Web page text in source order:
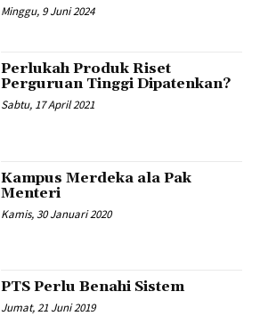
Minggu, 9 Juni 2024
Perlukah Produk Riset
Perguruan Tinggi Dipatenkan?
Sabtu, 17 April 2021
Kampus Merdeka ala Pak
Menteri
Kamis, 30 Januari 2020
PTS Perlu Benahi Sistem
Jumat, 21 Juni 2019